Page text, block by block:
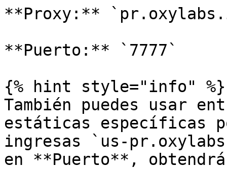
**Proxy:**
**Puerto:** `7777`
{% hint style="info" %}
También puedes usar
estáticas específicas
ingresas `us-
en **Puerto**,